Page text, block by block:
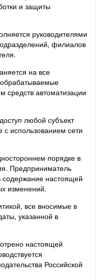
и защиты
руководителями
филиалов
на все
автоматизации
любой субъект
использованием сети
порядке в
Предприниматель
содержание настоящей
изменений.
все вносимые в
указанной в
настоящей
Российской